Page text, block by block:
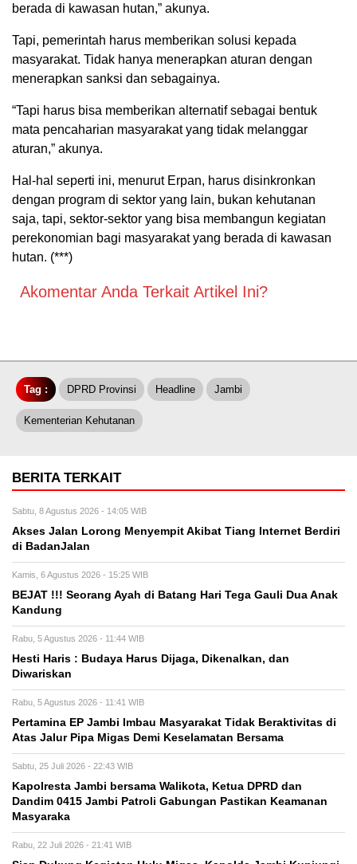
berada di kawasan hutan,” akunya.
Tapi, pemerintah harus memberikan solusi kepada
masyarakat. Tidak hanya menerapkan aturan dengan
menerapkan sanksi dan sebagainya.
“Tapi harus bisa memberikan alternatif sebagai bentuk
mata pencaharian masyarakat yang tidak melanggar
aturan,” akunya.
Hal-hal seperti ini, menurut Erpan, harus disinkronkan
dengan program di sektor yang lain, bukan kehutanan
saja, tapi, sektor-sektor yang bisa membangun kegiatan
perekonomian bagi masyarakat yang berada di kawasan
hutan. (***)
Akomentar Anda Terkait Artikel Ini?
Tag : DPRD Provinsi Headline Jambi
Kementerian Kehutanan
BERITA TERKAIT
Sabtu, 8 Agustus 2026 - 14:05 WIB
Akses Jalan Lorong Menyempit Akibat Tiang Internet Berdiri
di BadanJalan
Kamis, 6 Agustus 2026 - 15:25 WIB
BEJAT !!! Seorang Ayah di Batang Hari Tega Gauli Dua Anak
Kandung
Rabu, 5 Agustus 2026 - 11:44 WIB
Hesti Haris : Budaya Harus Dijaga, Dikenalkan, dan
Diwariskan
Rabu, 5 Agustus 2026 - 11:41 WIB
Pertamina EP Jambi Imbau Masyarakat Tidak Beraktivitas di
Atas Jalur Pipa Migas Demi Keselamatan Bersama
Sabtu, 25 Juli 2026 - 22:43 WIB
Kapolresta Jambi bersama Walikota, Ketua DPRD dan
Dandim 0415 Jambi Patroli Gabungan Pastikan Keamanan
Masyaraka
Rabu, 22 Juli 2026 - 21:41 WIB